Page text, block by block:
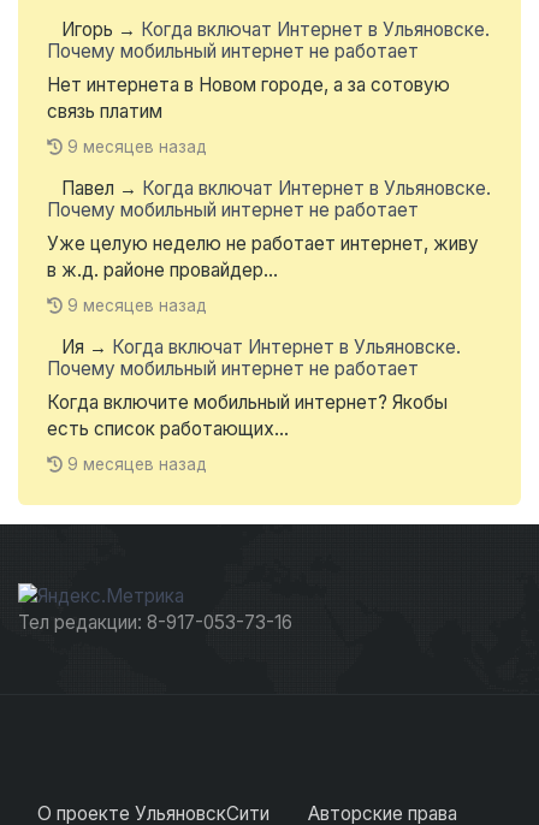
Игорь → Когда включат Интернет в Ульяновске.
Почему мобильный интернет не работает
Нет интернета в Новом городе, а за сотовую
связь платим
9 месяцев назад
Павел → Когда включат Интернет в Ульяновске.
Почему мобильный интернет не работает
Уже целую неделю не работает интернет, живу
в ж.д. районе провайдер...
9 месяцев назад
Ия → Когда включат Интернет в Ульяновске.
Почему мобильный интернет не работает
Когда включите мобильный интернет? Якобы
есть список работающих...
9 месяцев назад
Тел редакции: 8-917-053-73-16
О проекте УльяновскСити Авторские права